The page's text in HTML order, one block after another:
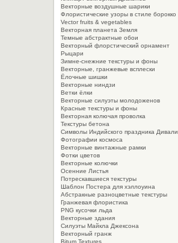
Векторные воздушные шарики
Флористические узоры в стиле борокко
Vector fruits & vegetables
Векторная планета Земля
Темные абстрактные обои
Векторный флорстический орнамент
Рыцари
Зимне-снежние текстуры и фоны
Векторные, гранжевые всплески
Ёлочные шишки
Векторные ниндзи
Ветки ёлки
Векторные силуэты молодоженов
Красные текстуры и фоны
Векторная колючая проволка
Текстуры бетона
Символы Индийского праздника Дивали
Фотографии космоса
Векторные винтажные рамки
Фотки цветов
Векторные колючки
Осенние Листья
Потрескавшиеся текстуры
Шаблон Постера для хэллоуина
Абстракные разноцветные текстуры
Гранжевая флористика
PNG кусочки льда
Векторные здания
Силуэты Майкла Джексона
Векторный гранж
Bitum Textures